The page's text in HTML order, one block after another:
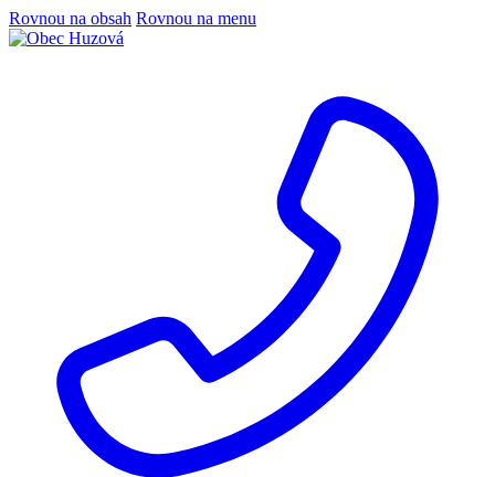
Rovnou na obsah Rovnou na menu